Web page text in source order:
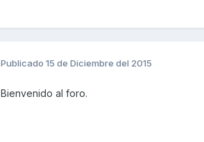
Publicado 15 de Diciembre del 2015
Bienvenido al foro.